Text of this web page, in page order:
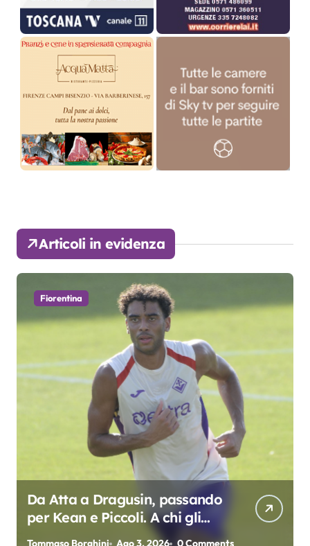
Articoli in evidenza
Fiorentina
Da Atta a Dragusin, passando
per Kean e Piccoli. A chi gli
oscar del precampionato?
Tommaso Borghini Ago 3, 2026 0 Comments